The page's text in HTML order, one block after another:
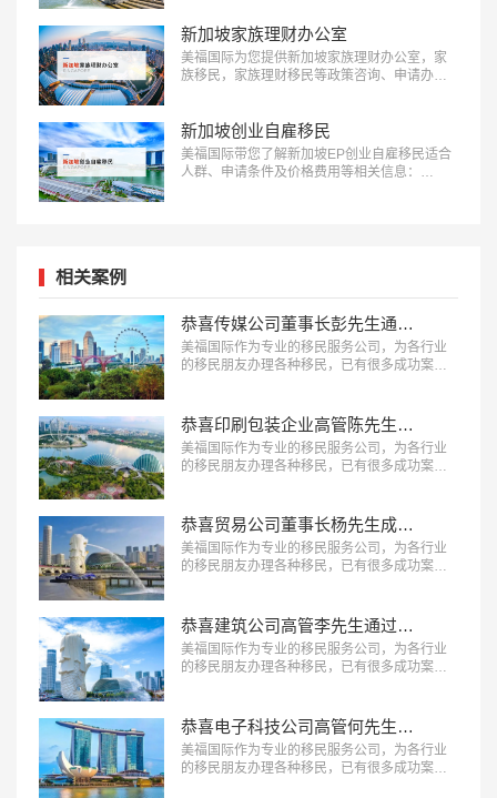
新加坡家族理财办公室
美福国际为您提供新加坡家族理财办公室，家
族移民，家族理财移民等政策咨询、申请办理
新加坡创业自雇移民
美福国际带您了解新加坡EP创业自雇移民适合
人群、申请条件及价格费用等相关信息：
相关案例
恭喜传媒公司董事长彭先生通过GIP项目获得新加坡永居！
美福国际作为专业的移民服务公司，为各行业
的移民朋友办理各种移民，已有很多成功案
恭喜印刷包装企业高管陈先生成功拿到新加坡永居身份！
美福国际作为专业的移民服务公司，为各行业
的移民朋友办理各种移民，已有很多成功案
恭喜贸易公司董事长杨先生成功移民新加坡！
美福国际作为专业的移民服务公司，为各行业
的移民朋友办理各种移民，已有很多成功案
恭喜建筑公司高管李先生通过GIP项目成功移民新加坡！
美福国际作为专业的移民服务公司，为各行业
的移民朋友办理各种移民，已有很多成功案
恭喜电子科技公司高管何先生成功拿到新加坡永居身份！
美福国际作为专业的移民服务公司，为各行业
的移民朋友办理各种移民，已有很多成功案